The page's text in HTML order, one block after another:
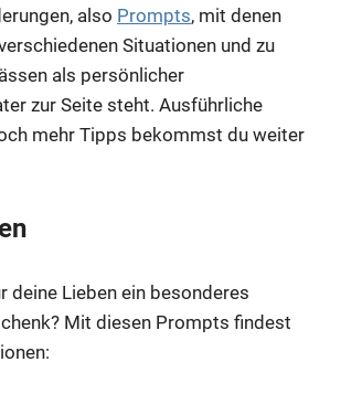
also Prompts, mit denen
Situationen und zu
als persönlicher
zur Seite steht. Ausführliche
mehr Tipps bekommst du weiter
deine Lieben ein besonderes
Mit diesen Prompts findest